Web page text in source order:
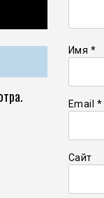
Имя *
Email *
Сайт